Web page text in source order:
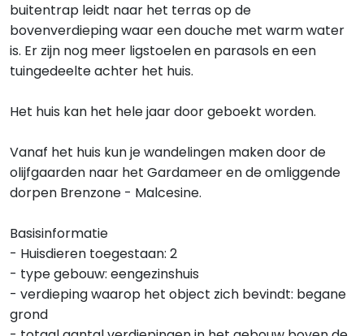
buitentrap leidt naar het terras op de
bovenverdieping waar een douche met warm water
is. Er zijn nog meer ligstoelen en parasols en een
tuingedeelte achter het huis.
Het huis kan het hele jaar door geboekt worden.
Vanaf het huis kun je wandelingen maken door de
olijfgaarden naar het Gardameer en de omliggende
dorpen Brenzone - Malcesine.
Basisinformatie
- Huisdieren toegestaan: 2
- type gebouw: eengezinshuis
- verdieping waarop het object zich bevindt: begane
grond